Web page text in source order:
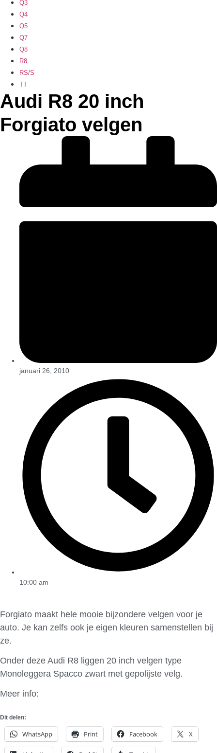
Q3
Q4
Q5
Q7
Q8
R8
RS/S
TT
Audi R8 20 inch
Forgiato velgen
januari 26, 2010
10:00 am
Forgiato maakt hele mooie bijzondere velgen voor je
auto. Je kan zelfs ook je eigen kleuren samenstellen bij
ze.
Onder deze Audi R8 liggen 20 inch velgen type
Monoleggera Spacco zwart met gepolijste velg.
Meer info:
Dit delen:
WhatsApp Print Facebook X